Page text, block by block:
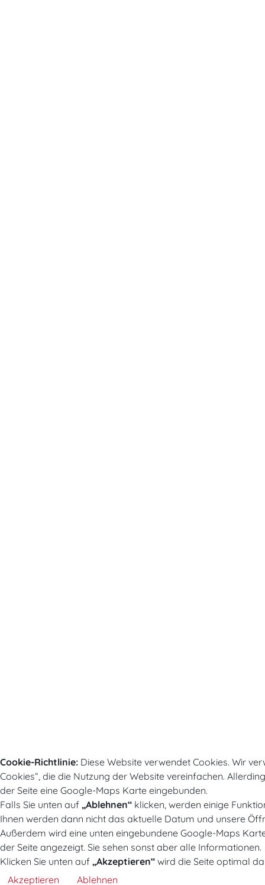
Cookie-Richtlinie: Diese Website verwendet Cookies. Wir
Cookies“, die die Nutzung der Website vereinfachen.
der Seite eine Google-Maps Karte eingebunden.
Falls Sie unten auf „Ablehnen“ klicken, werden einige
Ihnen werden dann nicht das aktuelle Datum und unsere
Außerdem wird eine unten eingebundene Google-Maps
der Seite angezeigt. Sie sehen sonst aber alle Informationen.
Klicken Sie unten auf „Akzeptieren“ wird die Seite optimal
Akzeptieren
Ablehnen